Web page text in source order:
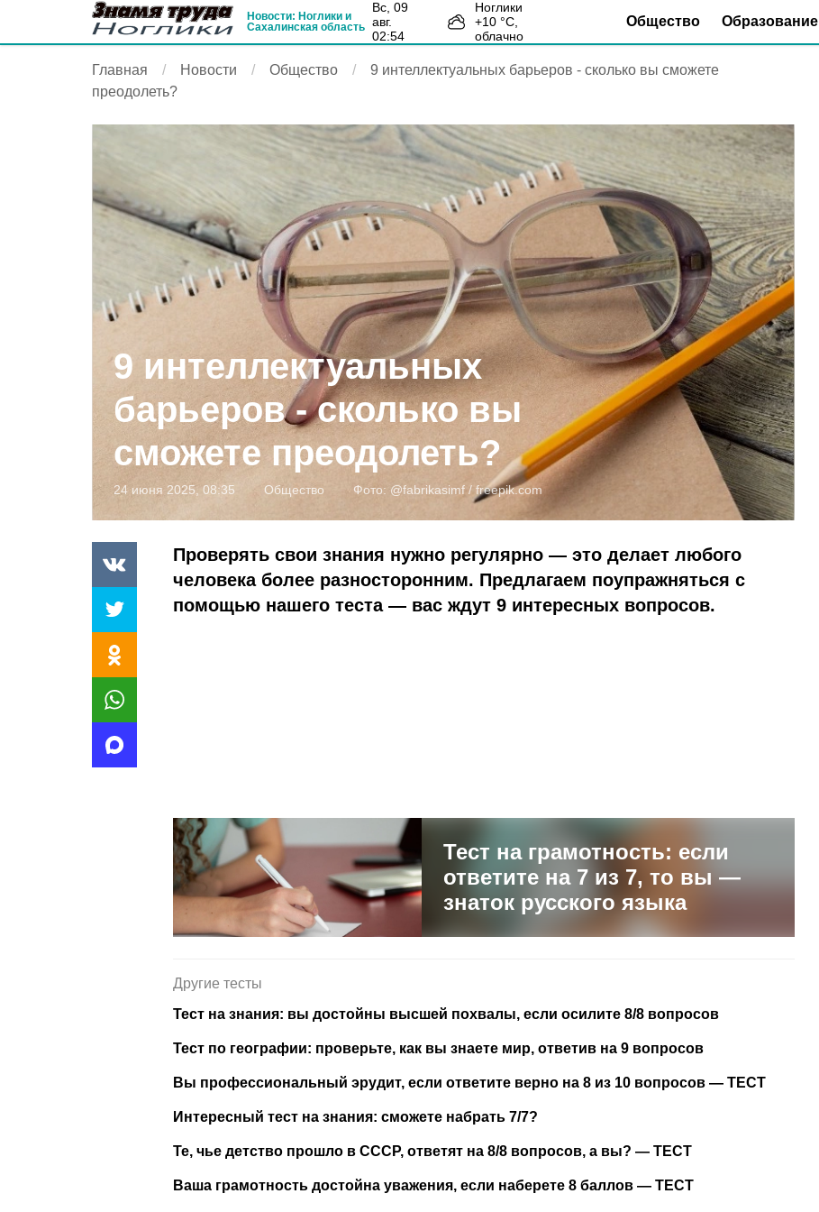
Новости: Ноглики и
Сахалинская область
вс, 09
авг.
02:54
Ноглики
+10 °С,
облачно
Общество Образование
Главная Новости Общество
9 интеллектуальных барьеров - сколько вы сможете
преодолеть?
9 интеллектуальных
барьеров - сколько вы
сможете преодолеть?
24 июня 2025, 08:35 Общество Фото: @fabrikasimf / freepik.com
Проверять свои знания нужно регулярно — это делает любого
человека более разносторонним. Предлагаем поупражняться с
помощью нашего теста — вас ждут 9 интересных вопросов.
Тест на грамотность: если
ответите на 7 из 7, то вы —
знаток русского языка
Другие тесты
Тест на знания: вы достойны высшей похвалы, если осилите 8/8 вопросов
Тест по географии: проверьте, как вы знаете мир, ответив на 9 вопросов
Вы профессиональный эрудит, если ответите верно на 8 из 10 вопросов — ТЕСТ
Интересный тест на знания: сможете набрать 7/7?
Те, чье детство прошло в СССР, ответят на 8/8 вопросов, а вы? — ТЕСТ
Ваша грамотность достойна уважения, если наберете 8 баллов — ТЕСТ